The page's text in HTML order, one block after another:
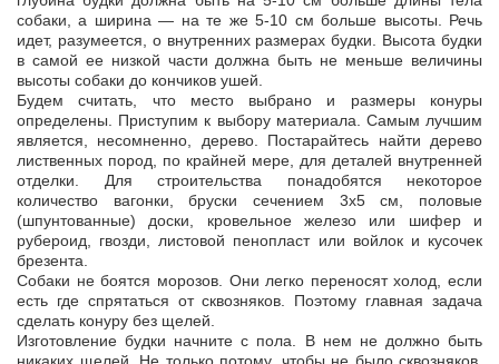
собаки, а ширина — на те же 5-10 см больше высоты. Речь
идет, разумеется, о внутренних размерах будки. Высота будки
в самой ее низкой части должна быть не меньше величины
высоты собаки до кончиков ушей.
Будем считать, что место выбрано и размеры конуры
определены. Приступим к выбору материала. Самым лучшим
является, несомненно, дерево. Постарайтесь найти дерево
лиственных пород, по крайней мере, для деталей внутренней
отделки. Для строительства понадобятся некоторое
количество вагонки, бруски сечением 3х5 см, половые
(шпунтованные) доски, кровельное железо или шифер и
рубероид, гвозди, листовой пенопласт или войлок и кусочек
брезента.
Собаки не боятся морозов. Они легко переносят холод, если
есть где спрятаться от сквозняков. Поэтому главная задача
сделать конуру без щелей.
Изготовление будки начните с пола. В нем не должно быть